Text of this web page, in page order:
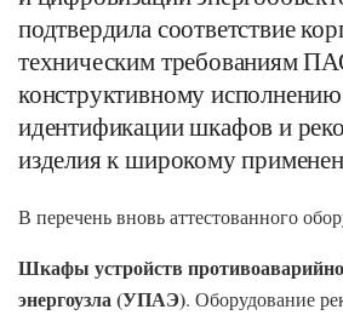
подтвердила соответствие
техническим требованиям
конструктивному
идентификации шкафов и
изделия к широкому
В перечень вновь аттестованного
Шкафы устройств
энергоузла (УПАЭ). Оборудование